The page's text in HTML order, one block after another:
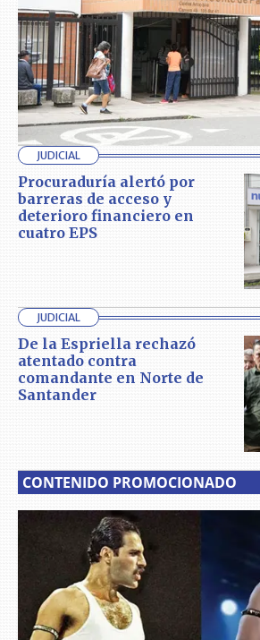
JUDICIAL
Procuraduría alertó por
barreras de acceso y
deterioro financiero en
cuatro EPS
JUDICIAL
De la Espriella rechazó
atentado contra
comandante en Norte de
Santander